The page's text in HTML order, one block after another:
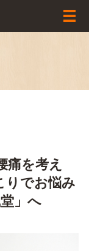
痛を考え
でお悩み
」へ